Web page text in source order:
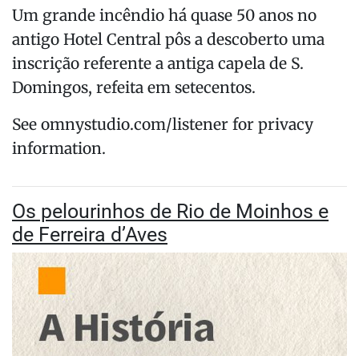
Um grande incêndio há quase 50 anos no
antigo Hotel Central pôs a descoberto uma
inscrição referente a antiga capela de S.
Domingos, refeita em setecentos.
See omnystudio.com/listener for privacy
information.
Os pelourinhos de Rio de Moinhos e
de Ferreira d’Aves